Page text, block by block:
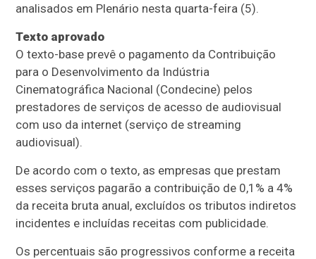
analisados em Plenário nesta quarta-feira (5).
Texto aprovado
O texto-base prevê o pagamento da Contribuição
para o Desenvolvimento da Indústria
Cinematográfica Nacional (Condecine) pelos
prestadores de serviços de acesso de audiovisual
com uso da internet (serviço de streaming
audiovisual).
De acordo com o texto, as empresas que prestam
esses serviços pagarão a contribuição de 0,1% a 4%
da receita bruta anual, excluídos os tributos indiretos
incidentes e incluídas receitas com publicidade.
Os percentuais são progressivos conforme a receita